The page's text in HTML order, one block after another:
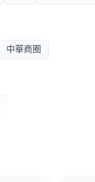
中華商圈